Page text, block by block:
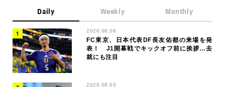
Daily Weekly Monthly
2026.08.06
FC東京、日本代表DF長友佑都の来場を発
表！ J1開幕戦でキックオフ前に挨拶…去
就にも注目
2026.08.05